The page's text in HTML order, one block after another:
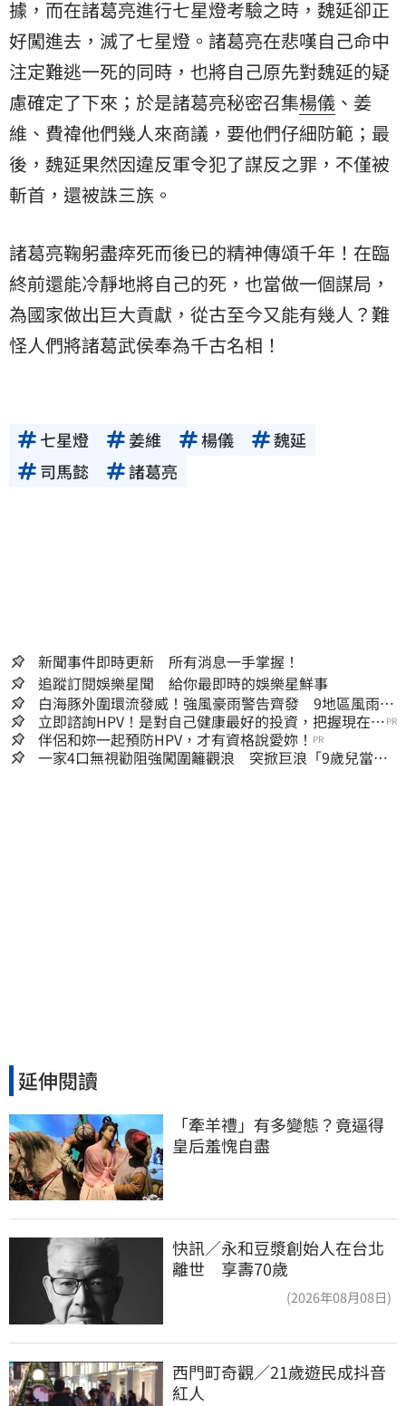
據，而在諸葛亮進行七星燈考驗之時，魏延卻正
好闖進去，滅了七星燈。諸葛亮在悲嘆自己命中
注定難逃一死的同時，也將自己原先對魏延的疑
慮確定了下來；於是諸葛亮秘密召集楊儀 、 姜
維 、費禕他們幾人來商議，要他們仔細防範；最
後，魏延果然因違反軍令犯了謀反之罪，不僅被
斬首，還被誅三族。
諸葛亮鞠躬盡瘁死而後已的精神傳頌千年！在臨
終前還能冷靜地將自己的死，也當做一個謀局，
為國家做出巨大貢獻，從古至今又能有幾人？難
怪人們將諸葛武侯奉為千古名相！
七星燈 姜維 楊儀
魏延
司馬懿
諸葛亮
新聞事件即時更新 所有消息一手掌握！
追蹤訂閱娛樂星聞 給你最即時的娛樂星鮮事
白海豚外圍環流發威！強風豪雨警告齊發 9地區風雨預
測達停班課標準
立即諮詢HPV！是對自己健康最好的投資，把握現在不
嫌晚！
PR
伴侶和妳一起預防HPV，才有資格說愛妳！ PR
一家4口無視勸阻強闖圍籬觀浪 突掀巨浪「9歲兒當場
延伸閱讀
「牽羊禮」有多變態？竟逼得
皇后羞愧自盡
快訊／永和豆漿創始人在台北
離世 享壽70歲
(2026年08月08日)
西門町奇觀／21歲遊民成抖音
紅人